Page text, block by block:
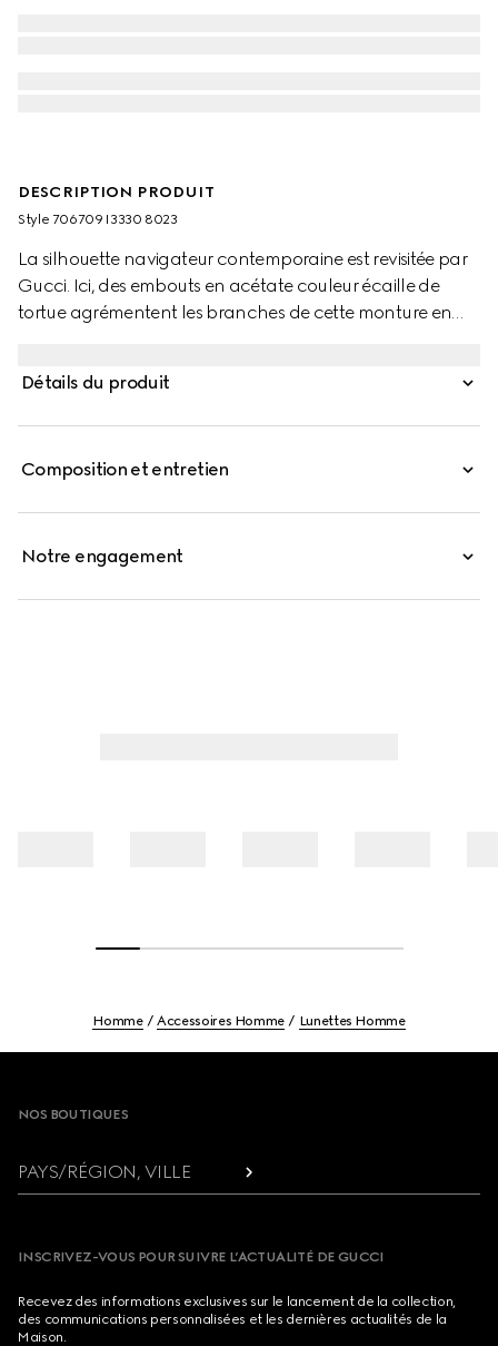
DESCRIPTION PRODUIT
Style ‎706709 I3330 8023
La silhouette navigateur contemporaine est revisitée par
Gucci. Ici, des embouts en acétate couleur écaille de
tortue agrémentent les branches de cette monture en
Détails du produit
Composition et entretien
Notre engagement
Homme Accessoires Homme Lunettes Homme
NOS BOUTIQUES
PAYS/RÉGION, VILLE
INSCRIVEZ-VOUS POUR SUIVRE L’ACTUALITÉ DE GUCCI
Recevez des informations exclusives sur le lancement de la collection,
des communications personnalisées et les dernières actualités de la
Maison.